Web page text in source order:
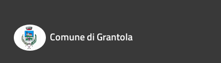
Comune di Grantola